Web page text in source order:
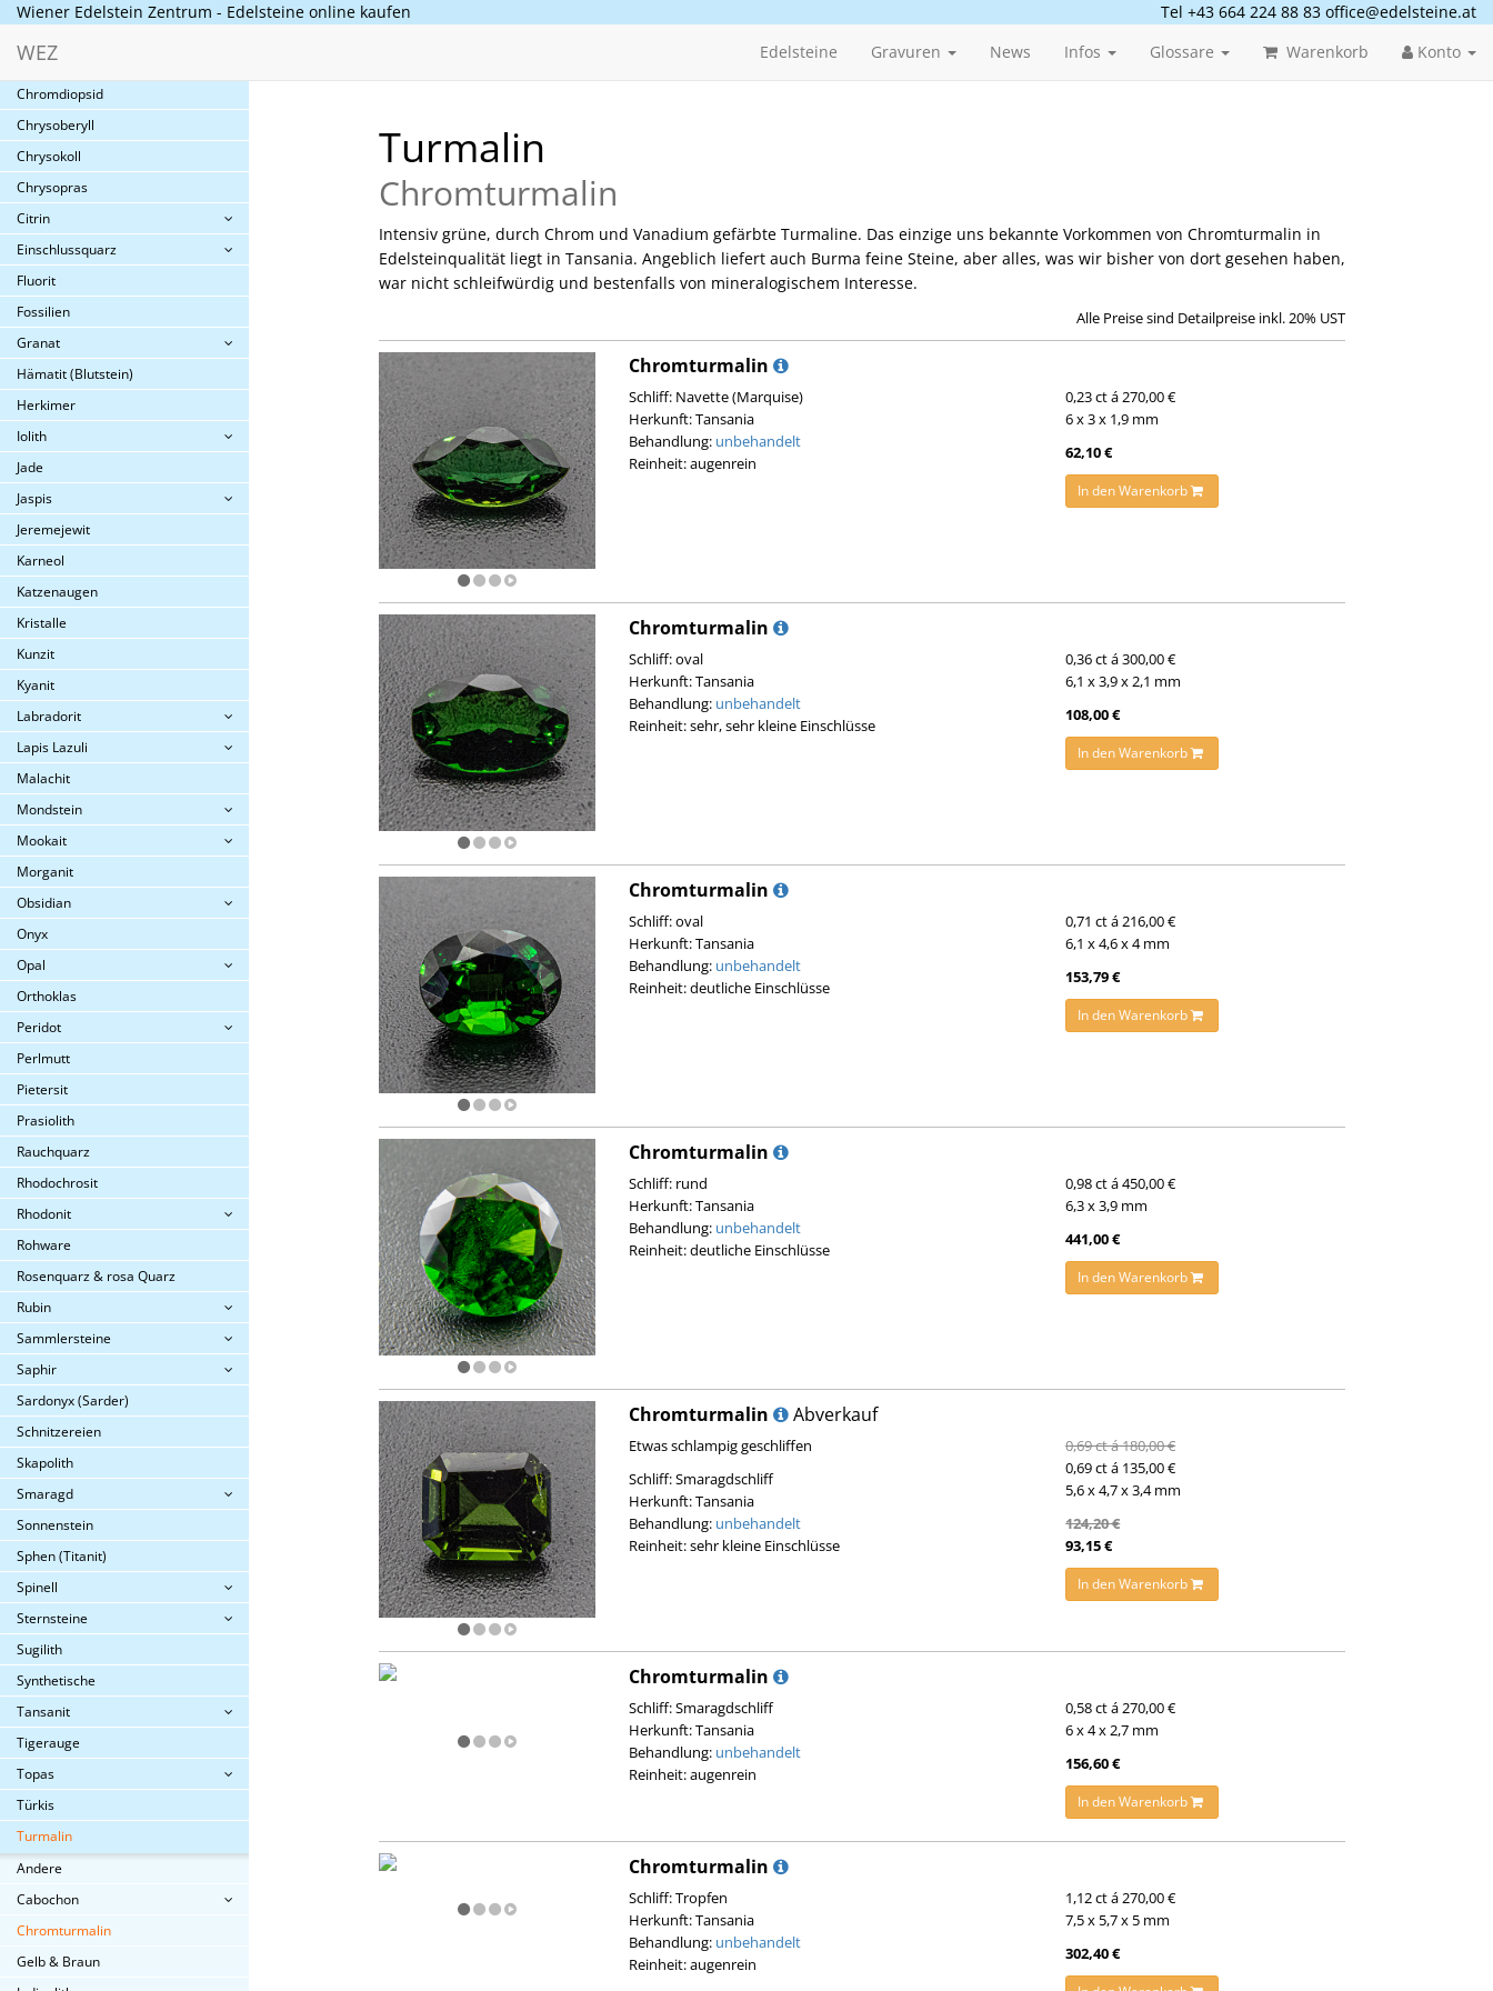
Wiener Edelstein Zentrum - Edelsteine online kaufen Tel +43 664 224 88 83 office@edelsteine.at
WEZ Edelsteine Gravuren News Infos Glossare Warenkorb Konto
Chalzedon
Chromdiopsid
Chrysoberyll
Chrysokoll
Chrysopras
Citrin
Einschlussquarz
Fluorit
Fossilien
Granat
Hämatit (Blutstein)
Herkimer
Iolith
Jade
Jaspis
Jeremejewit
Karneol
Katzenaugen
Kristalle
Kunzit
Kyanit
Labradorit
Lapis Lazuli
Malachit
Mondstein
Mookait
Morganit
Obsidian
Onyx
Opal
Orthoklas
Peridot
Perlmutt
Pietersit
Prasiolith
Rauchquarz
Rhodochrosit
Rhodonit
Rohware
Rosenquarz & rosa Quarz
Rubin
Sammlersteine
Saphir
Sardonyx (Sarder)
Schnitzereien
Skapolith
Smaragd
Sonnenstein
Sphen (Titanit)
Spinell
Sternsteine
Sugilith
Synthetische
Tansanit
Tigerauge
Topas
Türkis
Turmalin
Andere
Cabochon
Chromturmalin
Gelb & Braun
Turmalin
Chromturmalin
Intensiv grüne, durch Chrom und Vanadium gefärbte Turmaline. Das einzige uns bekannte Vorkommen von Chromturmalin in
Edelsteinqualität liegt in Tansania. Angeblich liefert auch Burma feine Steine, aber alles, was wir bisher von dort gesehen haben,
war nicht schleifwürdig und bestenfalls von mineralogischem Interesse.
Alle Preise sind Detailpreise inkl. 20% UST
Chromturmalin
Schliff: Navette (Marquise)
Herkunft: Tansania
Behandlung: unbehandelt
Reinheit: augenrein
0,23 ct á 270,00 €
6 x 3 x 1,9 mm
62,10 €
In den Warenkorb
Chromturmalin
Schliff: oval
Herkunft: Tansania
Behandlung: unbehandelt
Reinheit: sehr, sehr kleine Einschlüsse
0,36 ct á 300,00 €
6,1 x 3,9 x 2,1 mm
108,00 €
In den Warenkorb
Chromturmalin
Schliff: oval
Herkunft: Tansania
Behandlung: unbehandelt
Reinheit: deutliche Einschlüsse
0,71 ct á 216,00 €
6,1 x 4,6 x 4 mm
153,79 €
In den Warenkorb
Chromturmalin
Schliff: rund
Herkunft: Tansania
Behandlung: unbehandelt
Reinheit: deutliche Einschlüsse
0,98 ct á 450,00 €
6,3 x 3,9 mm
441,00 €
In den Warenkorb
Chromturmalin Abverkauf
Etwas schlampig geschliffen
Schliff: Smaragdschliff
Herkunft: Tansania
Behandlung: unbehandelt
Reinheit: sehr kleine Einschlüsse
0,69 ct á 180,00 €
0,69 ct á 135,00 €
5,6 x 4,7 x 3,4 mm
124,20 €
93,15 €
In den Warenkorb
Chromturmalin
Schliff: Smaragdschliff
Herkunft: Tansania
Behandlung: unbehandelt
Reinheit: augenrein
0,58 ct á 270,00 €
6 x 4 x 2,7 mm
156,60 €
In den Warenkorb
Chromturmalin
Schliff: Tropfen
Herkunft: Tansania
Behandlung: unbehandelt
Reinheit: augenrein
1,12 ct á 270,00 €
7,5 x 5,7 x 5 mm
302,40 €